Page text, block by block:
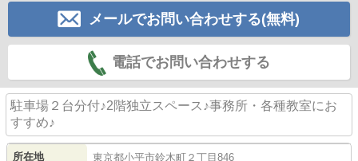
メールでお問い合わせする(無料)
電話でお問い合わせする
駐車場２台分付♪2階独立スペース♪事務所・各種教室にお
すすめ♪
所在地 東京都小平市鈴木町 ２丁目846